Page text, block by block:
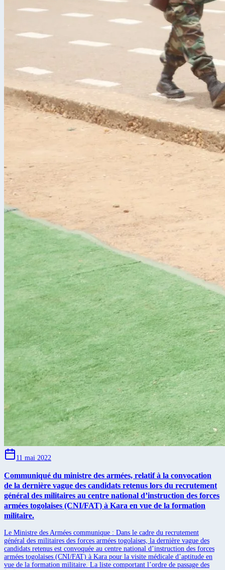
11 mai 2022
Communiqué du ministre des armées, relatif à la convocation
de la dernière vague des candidats retenus lors du recrutement
général des militaires au centre national d’instruction des forces
armées togolaises (CNI/FAT) à Kara en vue de la formation
militaire.
Le Ministre des Armées communique : Dans le cadre du recrutement
général des militaires des forces armées togolaises, la dernière vague des
candidats retenus est convoquée au centre national d’instruction des forces
armées togolaises (CNI/FAT) à Kara pour la visite médicale d’aptitude en
vue de la formation militaire. La liste comportant l’ordre de passage des